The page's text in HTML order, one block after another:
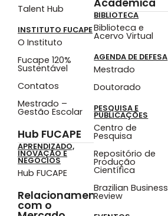
Talent Hub
INSTITUTO FUCAPE
O Instituto
Fucape 120%
Sustentável
Contatos
Mestrado –
Gestão Escolar
Hub FUCAPE
APRENDIZADO,
INOVAÇÃO E
NEGÓCIOS
Hub FUCAPE
Relacionamento
com o
BIBLIOTECA
Biblioteca e
Acervo Virtual
AGENDA DE DEFESA
Mestrado
Doutorado
PESQUISA E
PUBLICAÇÕES
Centro de
Pesquisa
Repositório de
Produção
Científica
Brazilian Business
Review